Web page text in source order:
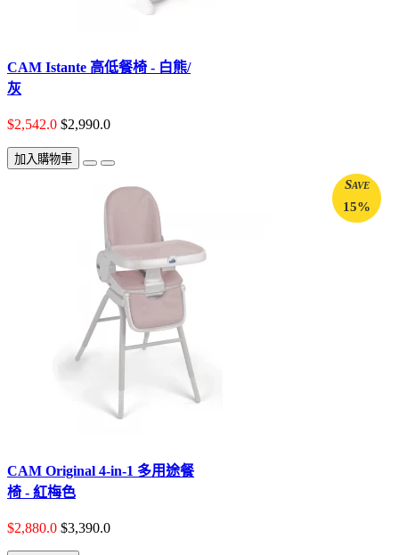
CAM Istante 高低餐椅 - 白熊/
灰
$2,542.0 $2,990.0
加入購物車
Save
15%
CAM Original 4-in-1 多用途餐
椅 - 紅梅色
$2,880.0 $3,390.0